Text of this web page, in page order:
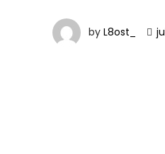
by L8ost_